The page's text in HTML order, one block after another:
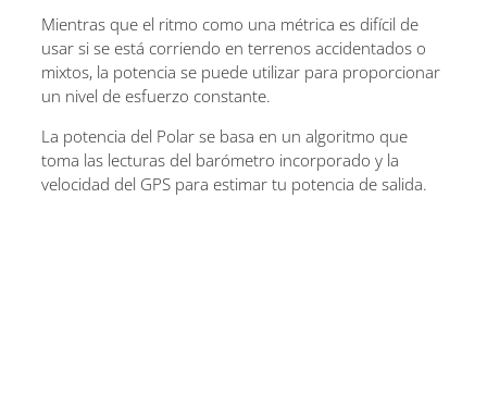
Mientras que el ritmo como una métrica es difícil de
usar si se está corriendo en terrenos accidentados o
mixtos, la potencia se puede utilizar para proporcionar
un nivel de esfuerzo constante.
La potencia del Polar se basa en un algoritmo que
toma las lecturas del barómetro incorporado y la
velocidad del GPS para estimar tu potencia de salida.